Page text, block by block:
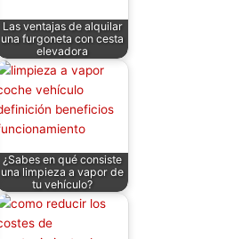
n
Las ventajas de alquilar
una furgoneta con cesta
elevadora
¿Sabes en qué consiste
una limpieza a vapor de
tu vehículo?